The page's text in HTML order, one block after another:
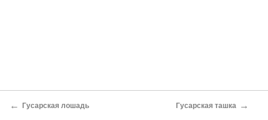
← Гусарская лошадь Гусарская ташка →